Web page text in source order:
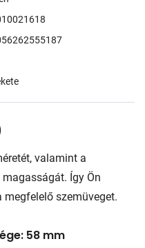
valamint a
Így Ön
szemüveget.
58 mm